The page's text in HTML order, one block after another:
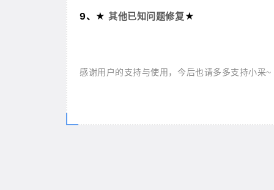
9、★ 其他已知问题修复★
感谢用户的支持与使用，今后也请多多支持小采~